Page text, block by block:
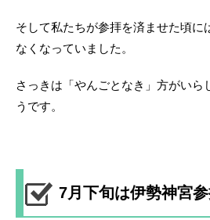
そして私たちが参拝を済ませた頃に
なくなっていました。
さっきは「やんごとなき」方がいら
うです。
7月下旬は伊勢神宮参